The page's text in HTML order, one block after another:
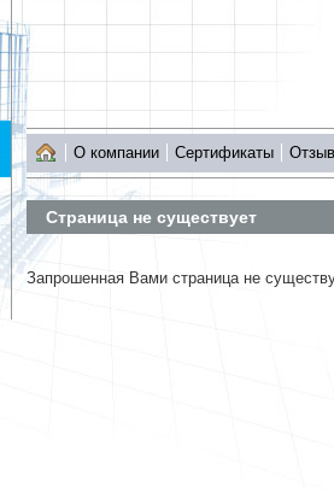
О компании Сертификаты
Страница не существует
Запрошенная Вами страница не